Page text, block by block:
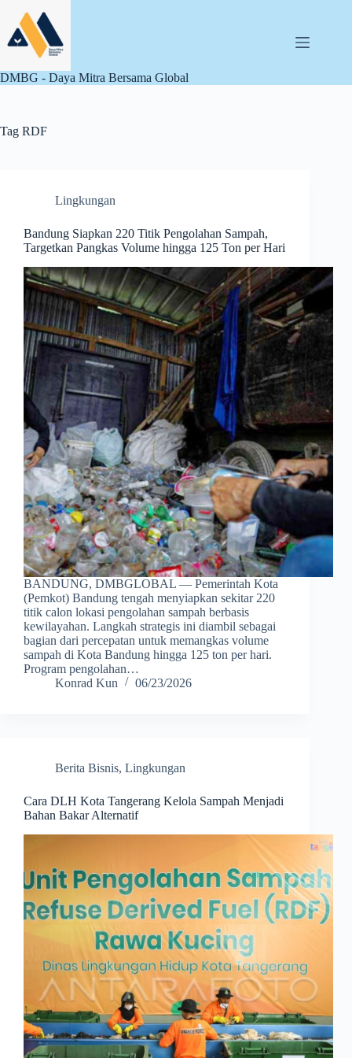
content
DMBG - Daya Mitra Bersama Global
Tag RDF
Lingkungan
Bandung Siapkan 220 Titik Pengolahan Sampah,
Targetkan Pangkas Volume hingga 125 Ton per Hari
BANDUNG, DMBGLOBAL — Pemerintah Kota
(Pemkot) Bandung tengah menyiapkan sekitar 220
titik calon lokasi pengolahan sampah berbasis
kewilayahan. Langkah strategis ini diambil sebagai
bagian dari percepatan untuk memangkas volume
sampah di Kota Bandung hingga 125 ton per hari.
Program pengolahan…
Konrad Kun
06/23/2026
Berita Bisnis, Lingkungan
Cara DLH Kota Tangerang Kelola Sampah Menjadi
Bahan Bakar Alternatif